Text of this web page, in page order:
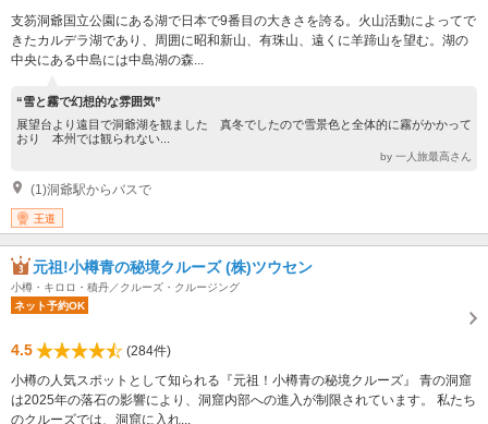
支笏洞爺国立公園にある湖で日本で9番目の大きさを誇る。火山活動によってで
きたカルデラ湖であり、周囲に昭和新山、有珠山、遠くに羊蹄山を望む。湖の
中央にある中島には中島湖の森...
“雪と霧で幻想的な雰囲気”
展望台より遠目で洞爺湖を観ました 真冬でしたので雪景色と全体的に霧がかかって
おり 本州では観られない...
by 一人旅最高さん
(1)洞爺駅からバスで
王道
元祖!小樽青の秘境クルーズ (株)ツウセン
小樽・キロロ・積丹／クルーズ・クルージング
ネット予約OK
4.5
(284件)
小樽の人気スポットとして知られる『元祖！小樽青の秘境クルーズ』 青の洞窟
は2025年の落石の影響により、洞窟内部への進入が制限されています。 私たち
のクルーズでは、洞窟に入れ...